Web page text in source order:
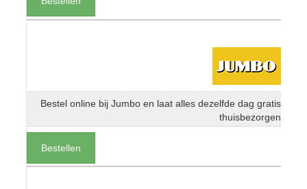
Bestel online bij Jumbo en laat alles dezelfde dag gratis
thuisbezorgen
Bestellen